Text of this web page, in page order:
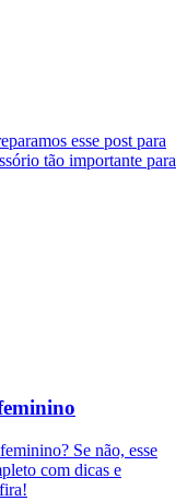
esse post para
tão importante para
Se não, esse
com dicas e